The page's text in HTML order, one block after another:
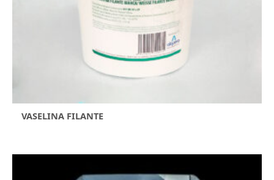
VASELINA FILANTE